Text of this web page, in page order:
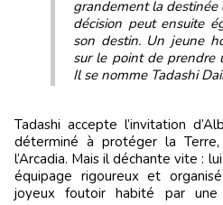
grandement la destinée
décision peut ensuite
son destin. Un jeune
sur le point de prendre
Il se nomme Tadashi
Tadashi accepte l’invitation
déterminé à protéger la
l’Arcadia. Mais il déchante vite :
équipage rigoureux et
joyeux foutoir habité par